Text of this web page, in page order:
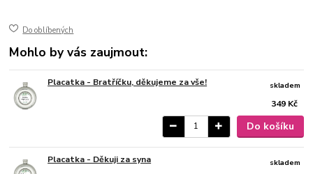
Do oblíbených
Mohlo by vás zaujmout:
Placatka - Bratříčku, děkujeme za vše!
349 Kč
skladem
Do košíku
Placatka - Děkuji za syna
skladem